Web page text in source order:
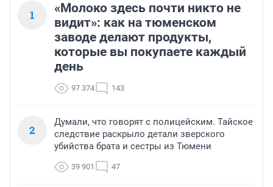
1
«Молоко здесь почти никто не
видит»: как на тюменском
заводе делают продукты,
которые вы покупаете каждый
день
97 374 143
2
Думали, что говорят с полицейским. Тайское
следствие раскрыло детали зверского
убийства брата и сестры из Тюмени
39 901 47